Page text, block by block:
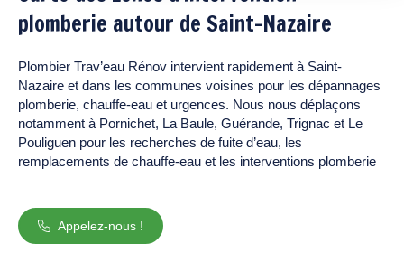
plomberie autour de Saint-Nazaire
Plombier Trav’eau Rénov intervient rapidement à Saint-
Nazaire et dans les communes voisines pour les dépannages
plomberie, chauffe-eau et urgences. Nous nous déplaçons
notamment à Pornichet, La Baule, Guérande, Trignac et Le
Pouliguen pour les recherches de fuite d’eau, les
remplacements de chauffe-eau et les interventions plomberie
Appelez-nous !